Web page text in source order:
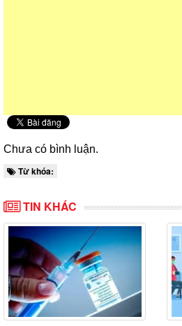
Chưa có bình luận.
Từ khóa:
TIN KHÁC